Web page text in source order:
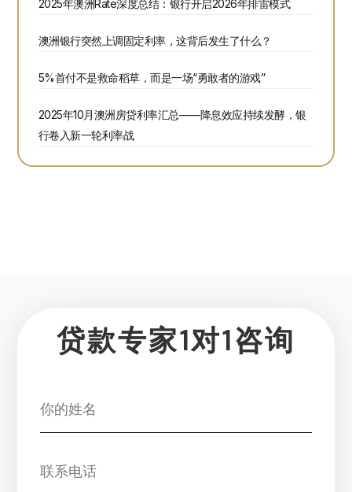
2025年澳洲Rate深度总结：银行开启2026年排雷模式
澳洲银行突然上调固定利率，这背后发生了什么？
5%首付不是救命稻草，而是一场“勇敢者的游戏”
2025年10月澳洲房贷利率汇总——降息效应持续发酵，银
行卷入新一轮利率战
贷款专家1对1咨询